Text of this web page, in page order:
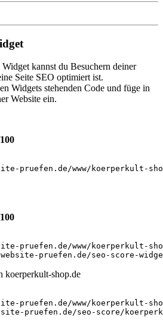
kannst du Besuchern deiner
Seite SEO optimiert ist.
Widgets stehenden Code und füge in
Website ein.
pruefen.de/www/koerperkult-
pruefen.de/www/koerperkult-
pruefen.de/www/koerperkult-
pruefen.de/seo-score/